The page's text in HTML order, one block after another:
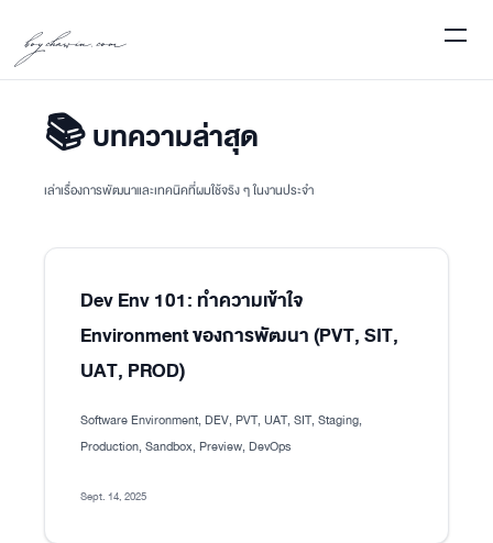
boychawin.com
📚 บทความล่าสุด
เล่าเรื่องการพัฒนาและเทคนิคที่ผมใช้จริง ๆ ในงานประจำ
Dev Env 101: ทำความเข้าใจ
Environment ของการพัฒนา (PVT, SIT,
UAT, PROD)
Software Environment, DEV, PVT, UAT, SIT, Staging,
Production, Sandbox, Preview, DevOps
Sept. 14, 2025